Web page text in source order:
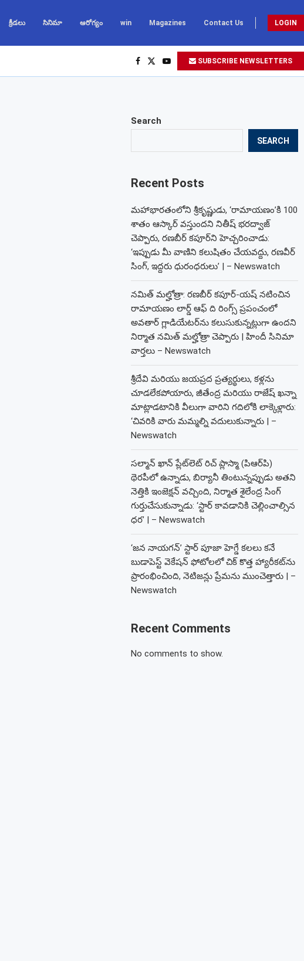
క్రీడలు సినిమా ఆరోగ్యం win Magazines Contact Us LOGIN
SUBSCRIBE NEWSLETTERS
Search
SEARCH
Recent Posts
మహాభారతంలోని శ్రీకృష్ణుడు, ‘రామాయణం’కి 100
శాతం ఆస్కార్ వస్తుందని నితీష్ భరద్వాజ్
చెప్పారు, రణబీర్ కపూర్‌ని హెచ్చరించాడు:
‘ఇప్పుడు మీ వాణిని కలుషితం చేయవద్దు, రణవీర్
సింగ్, ఇద్దరు ధురంధరులు’ | – Newswatch
నమిత్ మల్హోత్రా: రణబీర్ కపూర్-యష్ నటించిన
రామాయణం లార్డ్ ఆఫ్ ది రింగ్స్ ప్రపంచంలో
అవతార్ గ్లాడియేటర్‌ను కలుసుకున్నట్లుగా ఉందని
నిర్మాత నమిత్ మల్హోత్రా చెప్పారు | హిందీ సినిమా
వార్తలు – Newswatch
శ్రీదేవి మరియు జయప్రద ప్రత్యర్థులు, కళ్లను
చూడలేకపోయారు, జీతేంద్ర మరియు రాజేష్ ఖన్నా
మాట్లాడటానికి వీలుగా వారిని గదిలోకి లాక్కెళ్లారు:
‘చివరికి వారు మమ్మల్ని వదులుకున్నారు | –
Newswatch
సల్మాన్ ఖాన్ ప్లేట్‌లెట్ రిచ్ ప్లాస్మా (పిఆర్‌పి)
థెరపీలో ఉన్నాడు, బిర్యానీ తింటున్నప్పుడు అతని
నెత్తికి ఇంజెక్షన్ వచ్చింది, నిర్మాత శైలేంద్ర సింగ్
గుర్తుచేసుకున్నాడు: ‘స్టార్ కావడానికి చెల్లించాల్సిన
ధర’ | – Newswatch
‘జన నాయగన్’ స్టార్ పూజా హెగ్డే కలలు కనే
బుడాపెస్ట్ వెకేషన్ ఫోటోలలో చిక్ కొత్త హ్యారీకట్‌ను
ప్రారంభించింది, నెటిజన్లు ప్రేమను ముంచెత్తారు | –
Newswatch
Recent Comments
No comments to show.